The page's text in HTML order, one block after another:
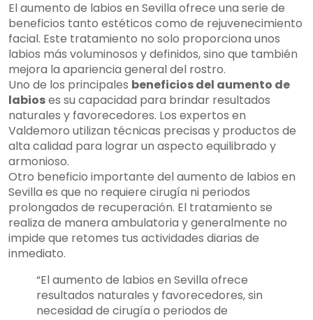
El aumento de labios en Sevilla ofrece una serie de
beneficios tanto estéticos como de rejuvenecimiento
facial. Este tratamiento no solo proporciona unos
labios más voluminosos y definidos, sino que también
mejora la apariencia general del rostro.
Uno de los principales beneficios del aumento de
labioses su capacidad para brindar resultados
naturales y favorecedores. Los expertos en
Valdemoro utilizan técnicas precisas y productos de
alta calidad para lograr un aspecto equilibrado y
armonioso.
Otro beneficio importante del aumento de labios en
Sevilla es que no requiere cirugía ni periodos
prolongados de recuperación. El tratamiento se
realiza de manera ambulatoria y generalmente no
impide que retomes tus actividades diarias de
inmediato.
“El aumento de labios en Sevilla ofrece
resultados naturales y favorecedores, sin
necesidad de cirugía o periodos de